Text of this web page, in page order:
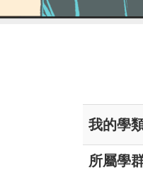
ColleGo! 大學
我的學
所屬學